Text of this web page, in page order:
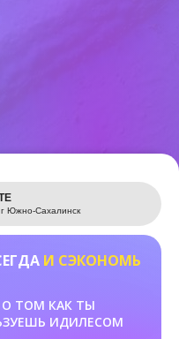
Leaflet
Южно-Сахалинск
И СЭКОНОМЬ
ТОМ КАК ТЫ
ИДИЛЕСОМ